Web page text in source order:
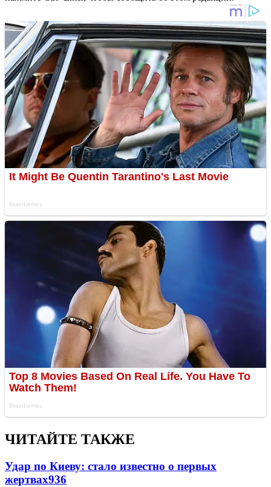
ЧИТАЙТЕ ТАКЖЕ
Удар по Киеву: стало известно о первых
жертвах936